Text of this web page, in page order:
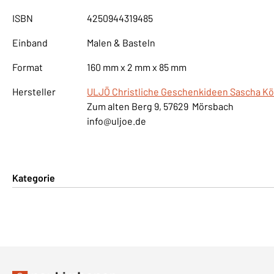
ISBN 4250944319485
Einband Malen & Basteln
Format 160 mm x 2 mm x 85 mm
Hersteller
ULJÖ Christliche Geschenkideen Sascha
Zum alten Berg 9, 57629 Mörsbach
info@uljoe.de
Kategorie